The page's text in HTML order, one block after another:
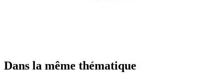
Dans la même thématique